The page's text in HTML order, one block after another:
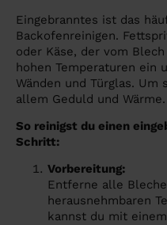
Eingebranntes ist das
Backofenreinigen.
oder Käse, der vom
hohen Temperaturen ein
Wänden und Türglas.
allem Geduld und Wärme.
So reinigst du einen
Schritt:
Vorbereitung:
Entferne alle
herausnehmbaren
kannst du mit